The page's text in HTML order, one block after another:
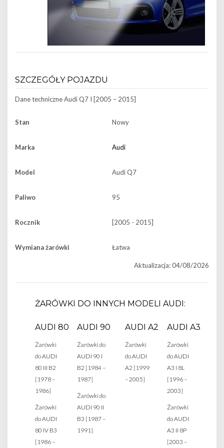
SZCZEGÓŁY POJAZDU
Dane techniczneAudi Q7 I [2005 – 2015]
Stan Nowy
Marka Audi
Model Audi Q7
Paliwo 95
Rocznik [2005 - 2015]
Wymiana żarówki Łatwa
Aktualizacja: 04/08/2026
ŻARÓWKI DO INNYCH MODELI AUDI:
AUDI 80
Żarówki
do AUDI
80 III B2
[1978 –
1986]
Żarówki
do AUDI
80 IV B3
[1986 –
AUDI 90
Żarówki do
AUDI 90 I
B2 [1984 –
1987]
Żarówki do
AUDI 90 II
B3 [1987 –
1991]
AUDI A2
Żarówki
do AUDI
A2 [1999
– 2005]
AUDI A3
Żarówki
do AUDI
A3 I 8L
[1996 –
2003]
Żarówki
do AUDI
A3 II 8P
[2003 –